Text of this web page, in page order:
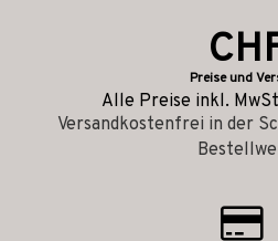
Preise und
Alle Preise inkl.
Versandkostenfrei in der